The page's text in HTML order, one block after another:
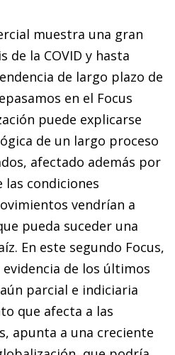
muestra una gran
de la COVID y hasta
de largo plazo de
en el Focus
puede explicarse
de un largo proceso
afectado además por
condiciones
vendrían a
pueda suceder una
En este segundo Focus,
de los últimos
parcial e indiciaria
que afecta a las
apunta a una creciente